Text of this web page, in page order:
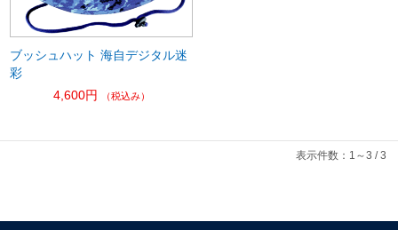
ブッシュハット 海自デジタル迷
彩
4,600円
（税込み）
表示件数：1～3 / 3